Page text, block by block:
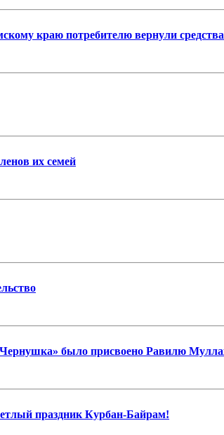
краю потребителю вернули
их семей
было присвоено Равилю
праздник Курбан-Байрам!